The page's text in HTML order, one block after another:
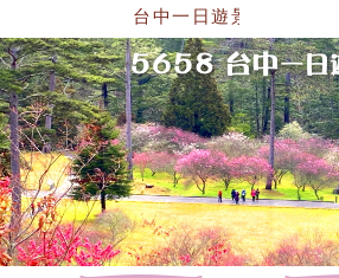
台中一日遊景點-台中景點